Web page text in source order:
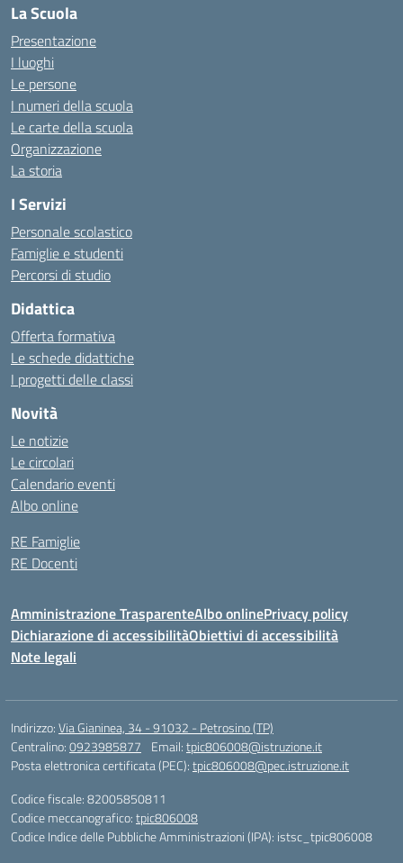
La Scuola
Presentazione
I luoghi
Le persone
I numeri della scuola
Le carte della scuola
Organizzazione
La storia
I Servizi
Personale scolastico
Famiglie e studenti
Percorsi di studio
Didattica
Offerta formativa
Le schede didattiche
I progetti delle classi
Novità
Le notizie
Le circolari
Calendario eventi
Albo online
RE Famiglie
RE Docenti
Amministrazione TrasparenteAlbo onlinePrivacy policy
Dichiarazione di accessibilitàObiettivi di accessibilità
Note legali
Indirizzo:Via Gianinea, 34 - 91032 - Petrosino (TP)
Centralino:0923985877 Email:tpic806008@istruzione.it
Posta elettronica certificata (PEC):tpic806008@pec.istruzione.it
Codice fiscale: 82005850811
Codice meccanografico:tpic806008
Codice Indice delle Pubbliche Amministrazioni (IPA): istsc_tpic806008